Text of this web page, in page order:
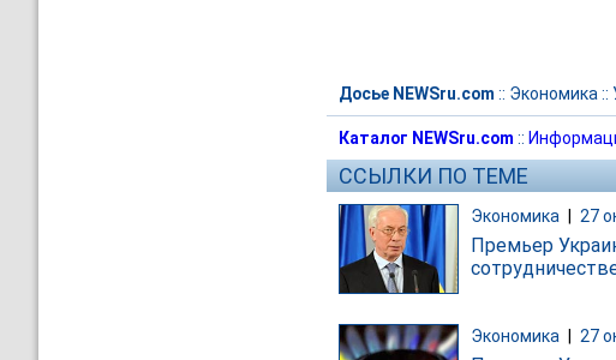
Досье NEWSru.com :: Экономика ::
Каталог NEWSru.com ::
ССЫЛКИ ПО ТЕМЕ
Экономика 27
Премьер
Экономика 27